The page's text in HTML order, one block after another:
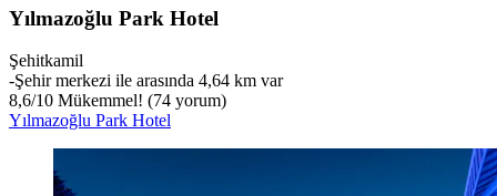
Yılmazoğlu Park Hotel
Şehitkamil
‐Şehir merkezi ile arasında 4,64 km var
8,6/10 Mükemmel! (74 yorum)
Yılmazoğlu Park Hotel